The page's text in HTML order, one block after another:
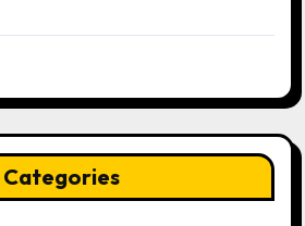
Categories